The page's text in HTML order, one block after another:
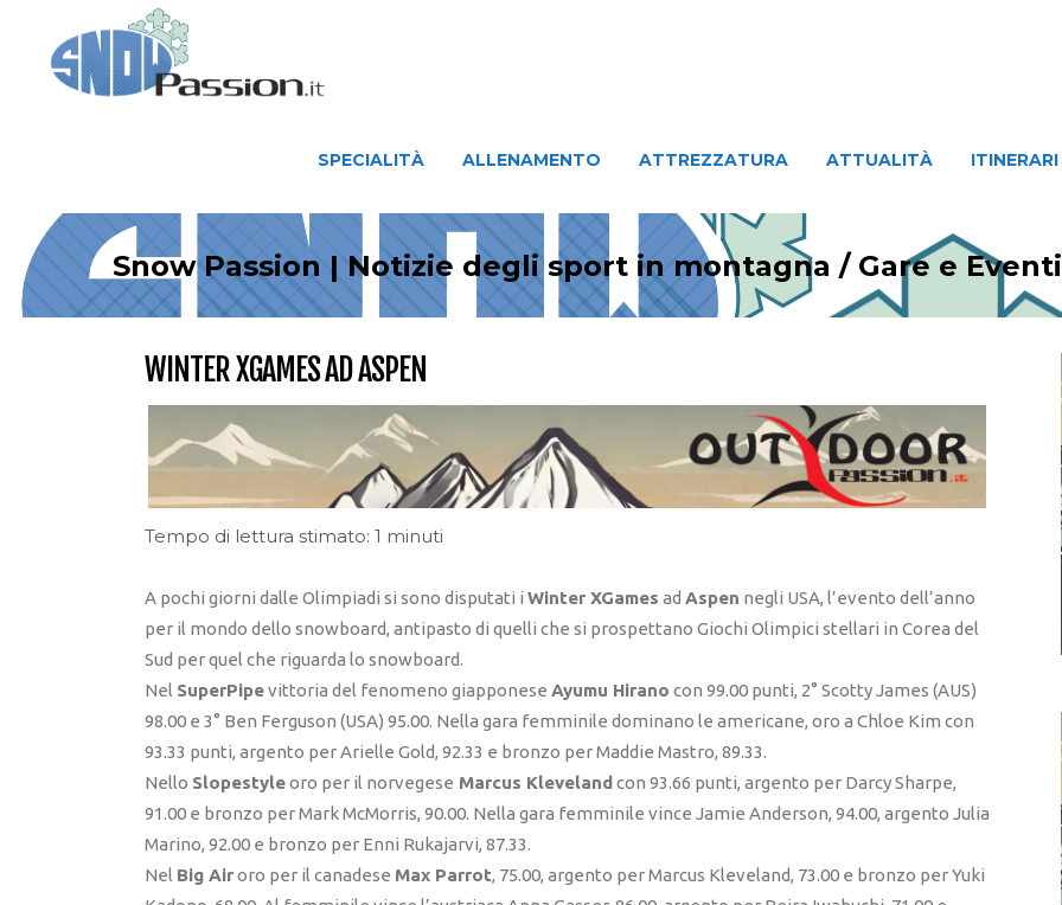
SPECIALITÀ ALLENAMENTO ATTREZZATURA ATTUALITÀ ITINERARI
Snow Passion | Notizie degli sport in montagna / Gare e Eventi
WINTER XGAMES AD ASPEN
Tempo di lettura stimato: 1 minuti
A pochi giorni dalle Olimpiadi si sono disputati i Winter XGames ad Aspen negli USA, l’evento dell’anno
per il mondo dello snowboard, antipasto di quelli che si prospettano Giochi Olimpici stellari in Corea del
Sud per quel che riguarda lo snowboard.
Nel SuperPipevittoria del fenomeno giapponese Ayumu Hirano con 99.00 punti, 2° Scotty James (AUS)
98.00 e 3° Ben Ferguson (USA) 95.00. Nella gara femminile dominano le americane, oro a Chloe Kim con
93.33 punti, argento per Arielle Gold, 92.33 e bronzo per Maddie Mastro, 89.33.
Nello Slopestyleoro per il norvegese Marcus Kleveland con 93.66 punti, argento per Darcy Sharpe,
91.00 e bronzo per Mark McMorris, 90.00. Nella gara femminile vince Jamie Anderson, 94.00, argento Julia
Marino, 92.00 e bronzo per Enni Rukajarvi, 87.33.
Nel Big Airoro per il canadese Max Parrot, 75.00, argento per Marcus Kleveland, 73.00 e bronzo per Yuki